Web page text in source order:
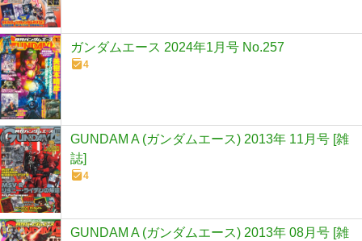
ガンダムエース 2024年1月号 No.257
4
GUNDAM A (ガンダムエース) 2013年 11月号 [雑
誌]
4
GUNDAM A (ガンダムエース) 2013年 08月号 [雑